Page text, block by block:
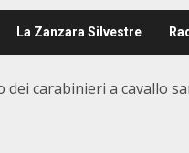
La Zanzara Silvestre
carabinieri a cavallo